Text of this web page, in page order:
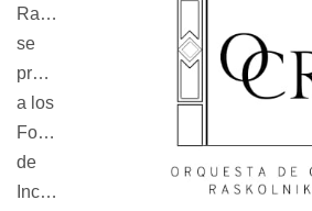
Raskolnikov
se
presenta
a los
Fondos
de
Incentivo